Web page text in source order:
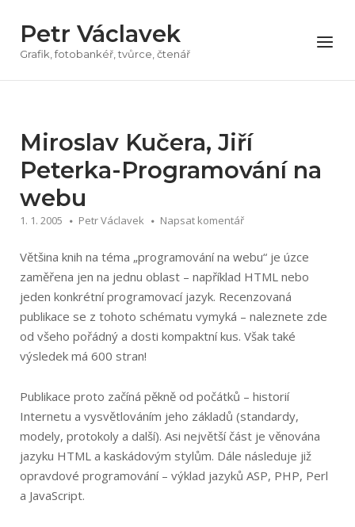
obsah
Petr Václavek
Grafik, fotobankéř, tvůrce, čtenář
Menu
Miroslav Kučera, Jiří
Peterka-Programování na
webu
1. 1. 2005 Petr Václavek Napsat komentář
Většina knih na téma „programování na webu“ je úzce
zaměřena jen na jednu oblast – například HTML nebo
jeden konkrétní programovací jazyk. Recenzovaná
publikace se z tohoto schématu vymyká – naleznete zde
od všeho pořádný a dosti kompaktní kus. Však také
výsledek má 600 stran!
Publikace proto začíná pěkně od počátků – historií
Internetu a vysvětlováním jeho základů (standardy,
modely, protokoly a další). Asi největší část je věnována
jazyku HTML a kaskádovým stylům. Dále následuje již
opravdové programování – výklad jazyků ASP, PHP, Perl
a JavaScript.